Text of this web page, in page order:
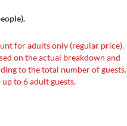
for adults only (regular price).
on the actual breakdown and
to the total number of guests.
to 6 adult guests.